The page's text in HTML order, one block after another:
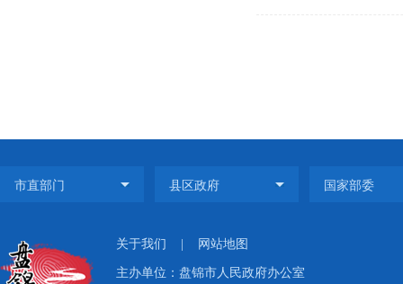
关于我们 网站地图
主办单位：盘锦市人民政府办公室